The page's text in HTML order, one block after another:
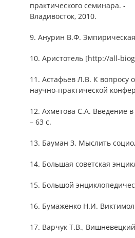
практического семинара. -
Владивосток, 2010.
9. Анурин В.Ф.
10. Аристотель [http://all-
11. Астафьев Л.В. К
научно-практической
12. Ахметова С.А. Введение
– 63 с.
13. Бауман З. Мыслить
14. Большая советская
15. Большой
16. Бумаженко Н.И.
17. Варчук Т.В.,